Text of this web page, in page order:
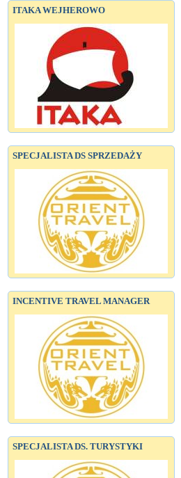
ITAKA WEJHEROWO
SPECJALISTA DS SPRZEDAŻY
INCENTIVE TRAVEL MANAGER
SPECJALISTA DS. TURYSTYKI